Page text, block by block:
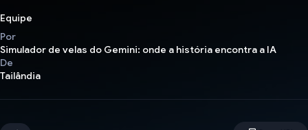
Equipe
Por
Simulador de velas do Gemini: onde a história encontra a IA
De
Tailândia